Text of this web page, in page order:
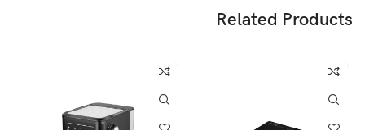
Related Products